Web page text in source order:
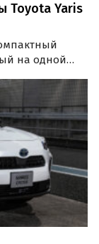
Toyota Yaris
на одной
минимум 1 900